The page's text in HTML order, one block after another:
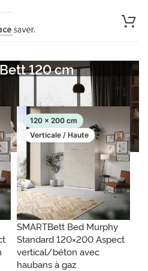
120 cm
résultats
120 x 200 cm
Verticale / Haute
SMARTBett Bed Murphy
Standard 120×200 Aspect
vertical/béton avec
haubans à gaz